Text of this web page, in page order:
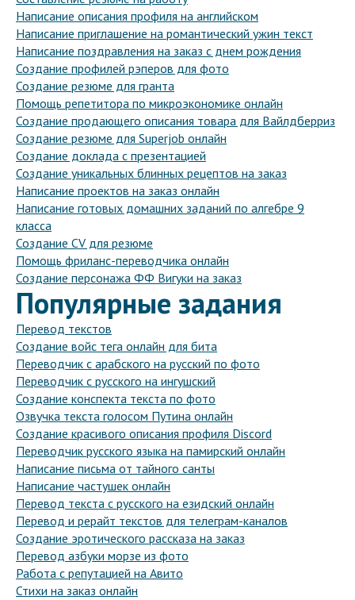
Написание описания профиля на английском
Написание приглашение на романтический ужин текст
Написание поздравления на заказ с днем рождения
Создание профилей рэперов для фото
Создание резюме для гранта
Помощь репетитора по микроэкономике онлайн
Создание продающего описания товара для Вайлдберриз
Создание резюме для Superjob онлайн
Создание доклада с презентацией
Создание уникальных блинных рецептов на заказ
Написание проектов на заказ онлайн
Написание готовых домашних заданий по алгебре 9
класса
Создание CV для резюме
Помощь фриланс-переводчика онлайн
Создание персонажа ФФ Вигуки на заказ
Популярные задания
Перевод текстов
Создание войс тега онлайн для бита
Переводчик с арабского на русский по фото
Переводчик с русского на ингушский
Создание конспекта текста по фото
Озвучка текста голосом Путина онлайн
Создание красивого описания профиля Discord
Переводчик русского языка на памирский онлайн
Написание письма от тайного санты
Написание частушек онлайн
Перевод текста с русского на езидский онлайн
Перевод и рерайт текстов для телеграм-каналов
Создание эротического рассказа на заказ
Перевод азбуки морзе из фото
Работа с репутацией на Авито
Стихи на заказ онлайн